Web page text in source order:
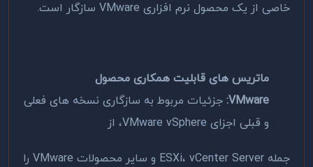
خاصی از یک محصول نرم افزاری VMware سازگار است.
ماتریس های قابلیت همکاری محصول
VMware: جزئیات مربوط به سازگاری نسخه های فعلی
و قبلی اجزای VMware vSphere، از
جمله ESXi، vCenter Server و سایر محصولات VMware را